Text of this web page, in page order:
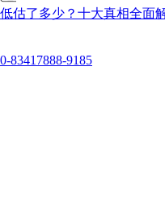
估了多少？十大真相全面
83417888-9185